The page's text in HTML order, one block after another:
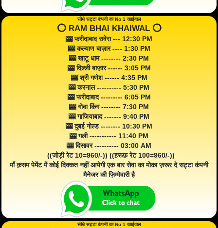
सीधे सट्टा कंपनी का No 1 खाईवाल
⭕️ RAM BHAI KHAIWAL ⭕️
🎰 फरीदाबाद सवेरा --- 12:30 PM
🎰 कल्याण बाज़ार ---- 1:30 PM
🎰 खाटू धाम -------- 2:30 PM
🎰 दिल्ली बाज़ार ------ 3:05 PM
🎰 श्री गणेश ------ 4:35 PM
🎰 करनाल ---------- 5:30 PM
🎰 फरीदाबाद --------- 6:05 PM
🎰 गोवा किंग -------- 7:30 PM
🎰 गाजियाबाद ------- 9:40 PM
🎰 दुबई गोल्ड -------- 10:30 PM
🎰 गली ----------- 11:40 PM
🎰 दिसावर ---------- 03:00 AM
((जोड़ी रेट 10=960/-)) ((हरूफ़ रेट 100=960/-))
माँ क़सम पेमेंट में कोई दिक्कत नहीं आयेगी एक बार सेवा का मोका ज़रूर दे सट्टा कंपनी
मैनेजर की ज़िम्मेवारी है
सीधे सट्टा कंपनी का No 1 खाईवाल